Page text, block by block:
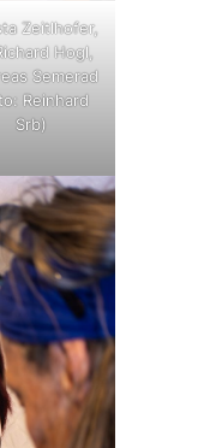
Zeitlhofer,
Hogl,
Semerad
Reinhard
Srb)